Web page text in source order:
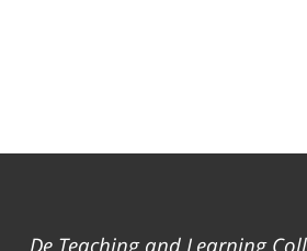
De Teaching and Learning